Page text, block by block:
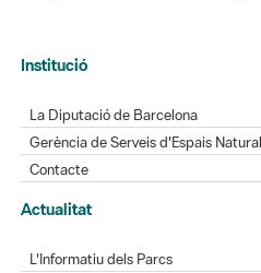
Gerència de Serveis d'Espais Naturals
Actualitat
L'Informatiu dels Parcs
Gaudim als Parcs